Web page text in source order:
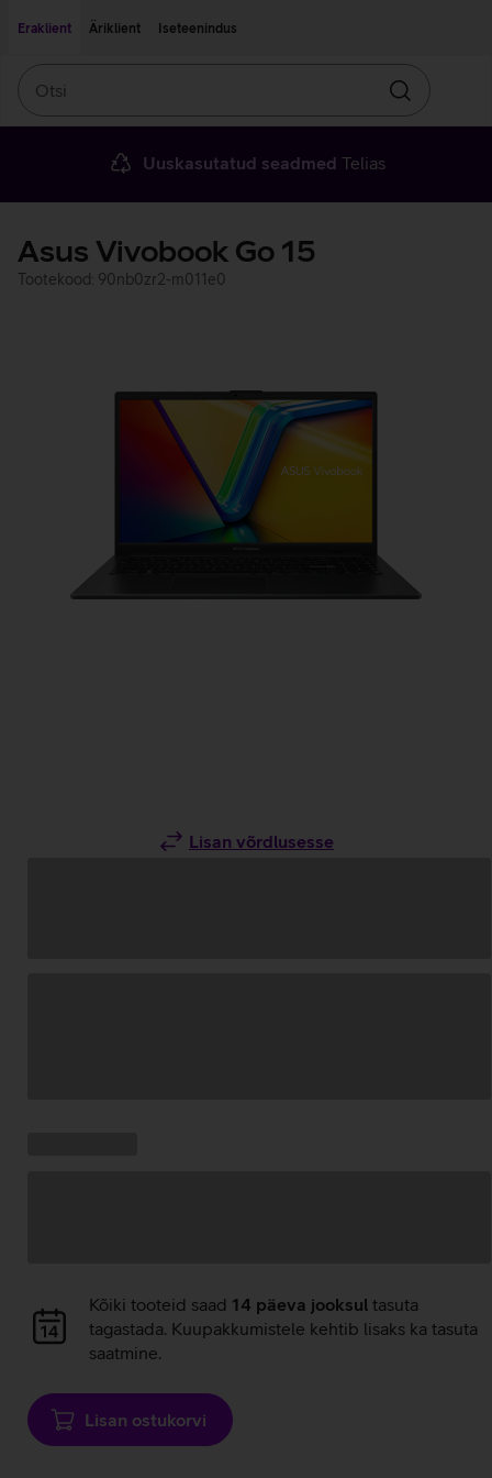
Eraklient
Äriklient Iseteenindus
Otsin
Uuskasutatud seadmed Telias
Asus Vivobook Go 15
Tootekood: 90nb0zr2-m011e0
Lisan võrdlusesse
Andmete
laadimine
Kõiki tooteid saad 14 päeva jooksul tasuta
tagastada. Kuupakkumistele kehtib lisaks ka tasuta
saatmine.
Lisan ostukorvi